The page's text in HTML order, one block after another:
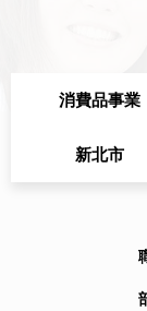
消費品事業
新北市